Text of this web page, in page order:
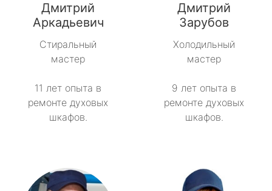
Дмитрий
Аркадьевич
Стиральный
мастер
11 лет опыта в
ремонте духовых
шкафов.
Дмитрий
Зарубов
Холодильный
мастер
9 лет опыта в
ремонте духовых
шкафов.